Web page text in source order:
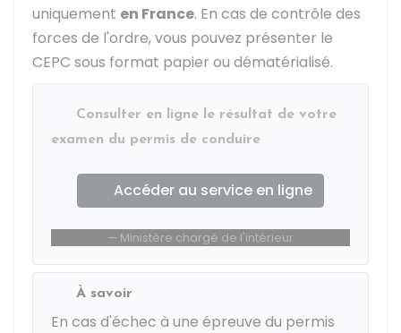
uniquement en France. En cas de contrôle des
forces de l'ordre, vous pouvez présenter le
CEPC sous format papier ou dématérialisé.
Consulter en ligne le résultat de votre
examen du permis de conduire
Accéder au service en ligne
Ministère chargé de l'intérieur
À savoir
En cas d'échec à une épreuve du permis